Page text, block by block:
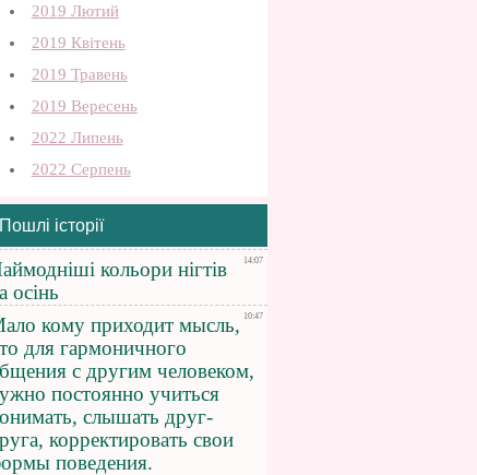
2019 Лютий
2019 Квітень
2019 Травень
2019 Вересень
2022 Липень
2022 Серпень
Пошлі історії